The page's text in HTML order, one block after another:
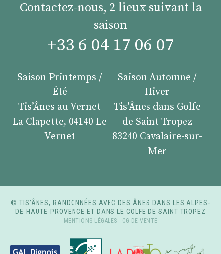
Contactez-nous, 2 lieux suivant la
saison
+33 6 04 17 06 07
Saison Printemps /
Été
Tis’Ânes au Vernet
La Clapette, 04140 Le
Vernet
Saison Automne /
Hiver
Tis’Ânes dans Golfe
de Saint Tropez
83240 Cavalaire-sur-
Mer
© TIS’ÂNES, RANDONNÉES AVEC DES ÂNES DANS LES ALPES-
DE-HAUTE-PROVENCE ET DANS LE GOLFE DE SAINT TROPEZ
MENTIONS LÉGALES - CG DE VENTE